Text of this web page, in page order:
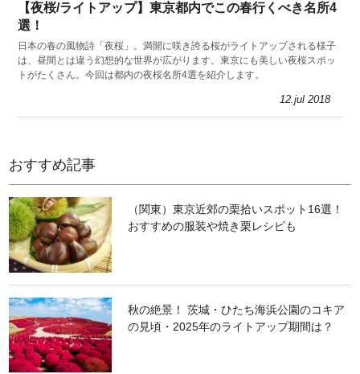
【夜桜/ライトアップ】東京都内でこの春行くべき名所4
選！
日本の春の風物詩「夜桜」。満開に咲き誇る桜がライトアップされる様子
は、昼間とは違う幻想的な世界が広がります。東京にも美しい夜桜スポッ
トがたくさん。今回は都内の夜桜名所4選を紹介します。
12.jul 2018
おすすめ記事
（関東）東京近郊の栗拾いスポット16選！
おすすめの服装や焼き栗レシピも
秋の絶景！ 茨城・ひたち海浜公園のコキア
の見頃・2025年のライトアップ期間は？